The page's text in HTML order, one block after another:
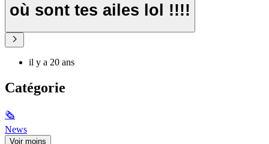
où sont tes ailes lol !!!!
il y a 20 ans
Catégorie
🗞
News
Voir moins